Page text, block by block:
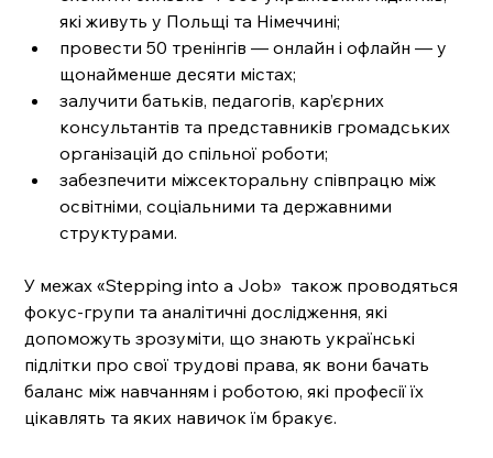
які живуть у Польщі та Німеччині;
провести 50 тренінгів — онлайн і офлайн — у
щонайменше десяти містах;
залучити батьків, педагогів, кар’єрних
консультантів та представників громадських
організацій до спільної роботи;
забезпечити міжсекторальну співпрацю між
освітніми, соціальними та державними
структурами.
У межах «Stepping into a Job»  також проводяться
фокус-групи та аналітичні дослідження, які
допоможуть зрозуміти, що знають українські
підлітки про свої трудові права, як вони бачать
баланс між навчанням і роботою, які професії їх
цікавлять та яких навичок їм бракує.